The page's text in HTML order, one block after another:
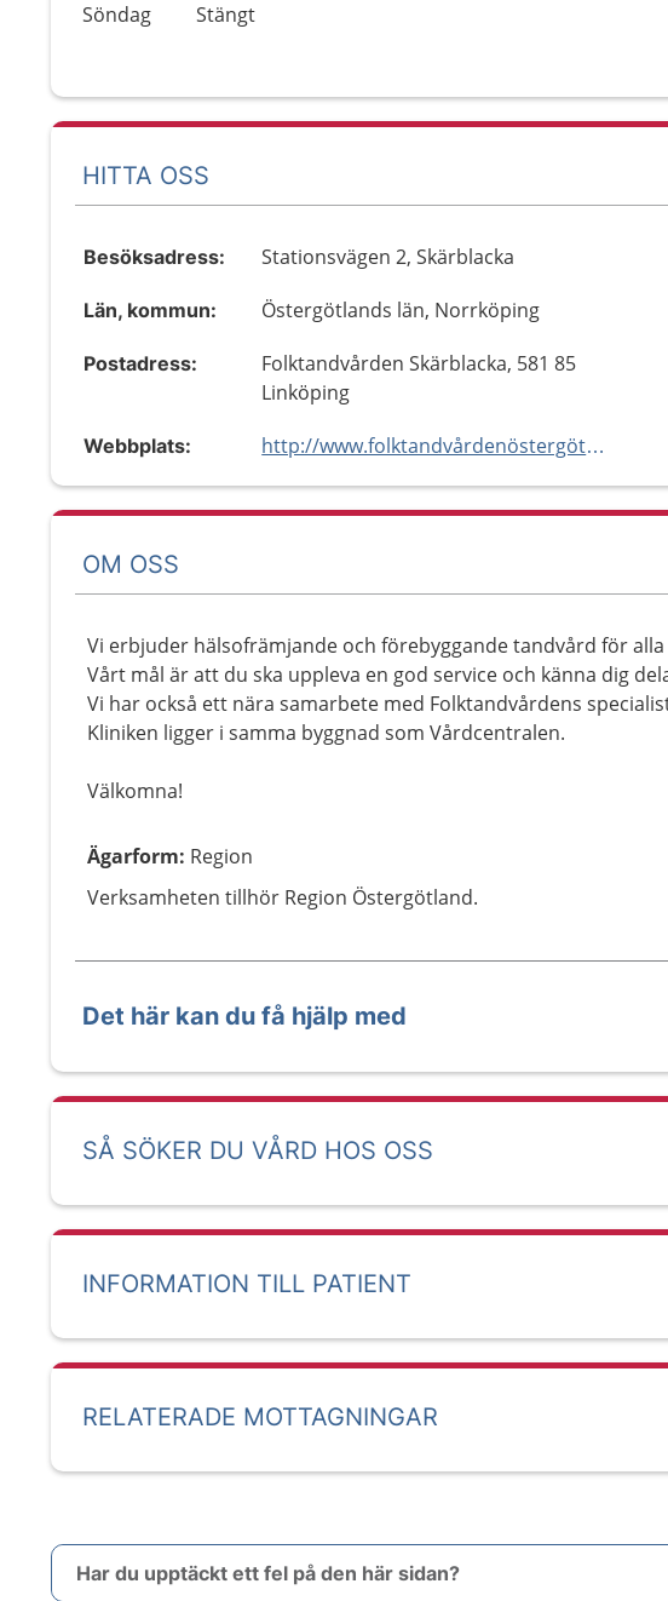
Söndag
Stängt
HITTA OSS
Besöksadress: Stationsvägen 2, Skärblacka
Län, kommun: Östergötlands län, Norrköping
Postadress:
Folktandvården Skärblacka, 581 85
Linköping
Webbplats: http://www.folktandvårdenöstergötland.se
OM OSS
Vi erbjuder hälsofrämjande och förebyggande tandvård för
Vårt mål är att du ska uppleva en god service och känna dig
Vi har också ett nära samarbete med Folktandvårdens
Kliniken ligger i samma byggnad som Vårdcentralen.
Välkomna!
Ägarform: Region
Verksamheten tillhör Region Östergötland.
Det här kan du få hjälp med
SÅ SÖKER DU VÅRD HOS OSS
INFORMATION TILL PATIENT
RELATERADE MOTTAGNINGAR
Har du upptäckt ett fel på den här sidan?